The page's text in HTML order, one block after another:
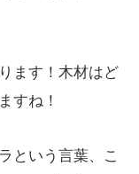
ます！木材はど
すね！
という言葉、こ